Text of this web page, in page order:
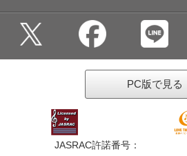
PC版で見る
JASRAC許諾番号：